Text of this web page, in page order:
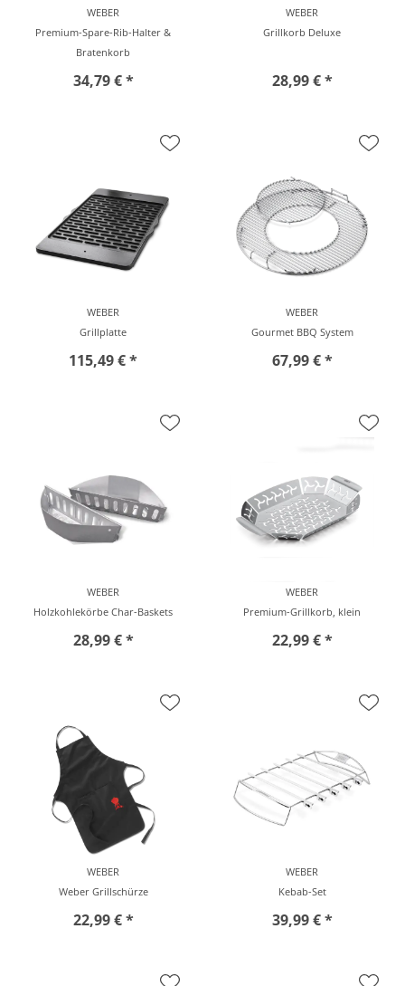
WEBER
Premium-Spare-Rib-Halter &
Bratenkorb
34,79 € *
WEBER
Grillkorb Deluxe
28,99 € *
WEBER
Grillplatte
115,49 € *
WEBER
Gourmet BBQ System
67,99 € *
WEBER
Holzkohlekörbe Char-Baskets
28,99 € *
WEBER
Premium-Grillkorb, klein
22,99 € *
WEBER
Weber Grillschürze
22,99 € *
WEBER
Kebab-Set
39,99 € *